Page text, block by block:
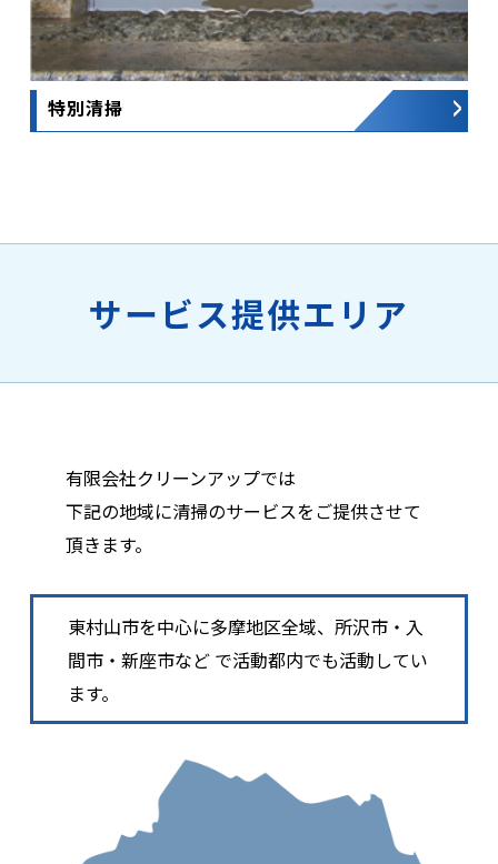
特別清掃
サービス提供エリア
有限会社クリーンアップでは
下記の地域に清掃のサービスをご提供させて
頂きます。
東村山市を中心に多摩地区全域、所沢市・入
間市・新座市など で活動都内でも活動してい
ます。